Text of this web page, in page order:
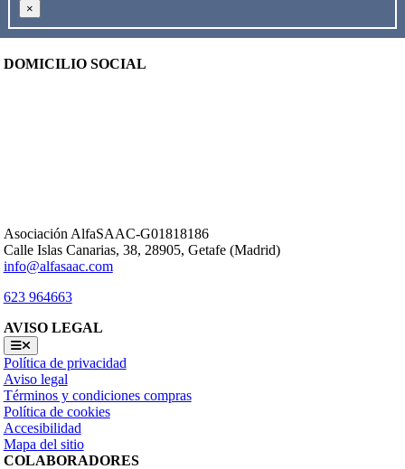
×
DOMICILIO SOCIAL
Asociación AlfaSAAC-G01818186
Calle Islas Canarias, 38, 28905, Getafe (Madrid)
info@alfasaac.com
623 964663
AVISO LEGAL
Toggle
Navigation
Política de privacidad
Aviso legal
Términos y condiciones compras
Política de cookies
Accesibilidad
Mapa del sitio
COLABORADORES